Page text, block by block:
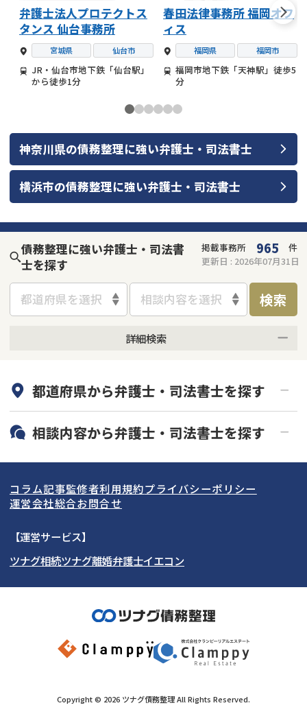
弁護士法人プロテクトス
タンス 仙台事務所
宮城県 仙台市
JR・仙台市地下鉄「仙台駅」
から徒歩1分
春田法律事務所 福岡オフ
ィス
福岡県 福岡市
福岡市地下鉄「天神駅」徒歩5
分
神奈川県の債務整理に強い弁護士・司法書士
横浜市の債務整理に強い弁護士・司法書士
債務整理に強い弁護士・司法書
士を探す
掲載事務所 965
件
更新日 : 2026年07月31日
都道府県を選択 相談内容を選択 検索
詳細検索
初回相談無料
土日祝の相談可能
都道府県から弁護士・司法書士を探す
北海道・東北
北海道 青森県
岩手県 宮城県
秋田県
福島県
関東
東京都 神奈川県
埼玉県
茨城県 群馬県
東海
愛知県
岐阜県 山梨県
関西
大阪府 京都府
奈良県
和歌山県
北陸・甲信越
石川県
富山県
岡山県
九州・沖縄
相談内容から弁護士・司法書士を探す
任意整理
個人再生
会社破産・法人破産
消費者金融・サラ金
カードローン・クレジッ
ト会社
奨学金
コラム記事監修者利用規約プライバシーポリシー
運営会社総合お問合せ
【運営サービス】
ツナグ相続ツナグ離婚弁護士イエコン
Copyright © 2026 ツナグ債務整理All Rights Reserved.